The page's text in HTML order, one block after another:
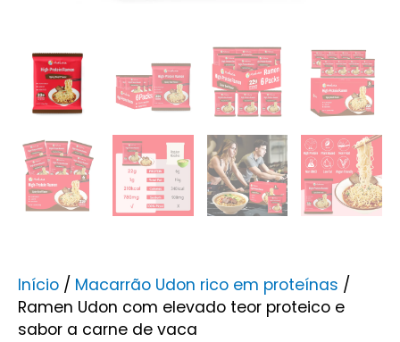
Início / Macarrão Udon rico em proteínas /
Ramen Udon com elevado teor proteico e
sabor a carne de vaca